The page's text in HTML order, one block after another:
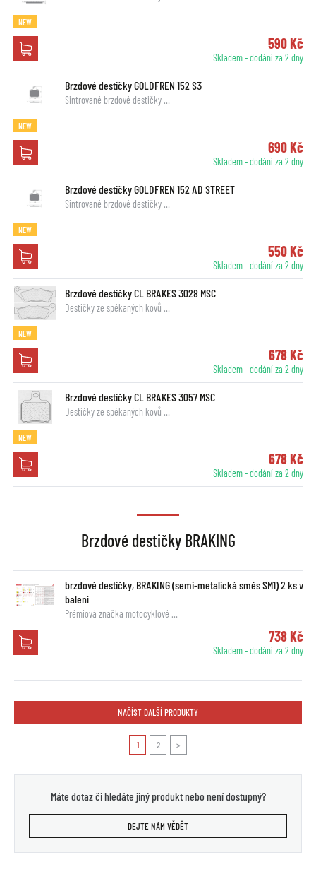
NEW
590 Kč
Skladem - dodání za 2 dny
Brzdové destičky GOLDFREN 152 S3
Sintrované brzdové destičky …
NEW
690 Kč
Skladem - dodání za 2 dny
Brzdové destičky GOLDFREN 152 AD STREET
Sintrované brzdové destičky …
NEW
550 Kč
Skladem - dodání za 2 dny
Brzdové destičky CL BRAKES 3028 MSC
Destičky ze spékaných kovů …
NEW
678 Kč
Skladem - dodání za 2 dny
Brzdové destičky CL BRAKES 3057 MSC
Destičky ze spékaných kovů …
NEW
678 Kč
Skladem - dodání za 2 dny
Brzdové destičky BRAKING
brzdové destičky, BRAKING (semi-metalická směs SM1) 2 ks v
balení
Prémiová značka motocyklové …
738 Kč
Skladem - dodání za 2 dny
NAČÍST DALŠÍ PRODUKTY
1 2 >
Máte dotaz či hledáte jiný produkt nebo není dostupný?
DEJTE NÁM VĚDĚT